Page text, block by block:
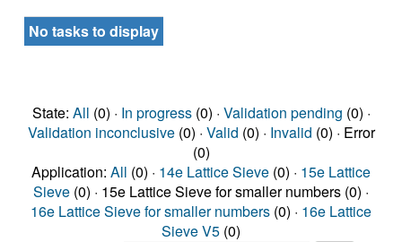
No tasks to display
State: All (0) · In progress(0) · Validation pending (0) ·
Validation inconclusive(0) · Valid (0) · Invalid (0) · Error
(0)
Application: All (0) · 14e Lattice Sieve (0) · 15e Lattice
Sieve (0) · 15e Lattice Sieve for smaller numbers (0) ·
16e Lattice Sieve for smaller numbers (0) · 16e Lattice
Sieve V5 (0)